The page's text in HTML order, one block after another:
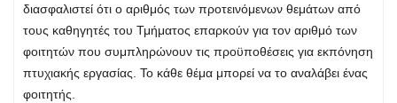
διασφαλιστεί ότι ο αριθμός των προτεινόμενων θεμάτων από
τους καθηγητές του Τμήματος επαρκούν για τον αριθμό των
φοιτητών που συμπληρώνουν τις προϋποθέσεις για εκπόνηση
πτυχιακής εργασίας. Το κάθε θέμα μπορεί να το αναλάβει ένας
φοιτητής.